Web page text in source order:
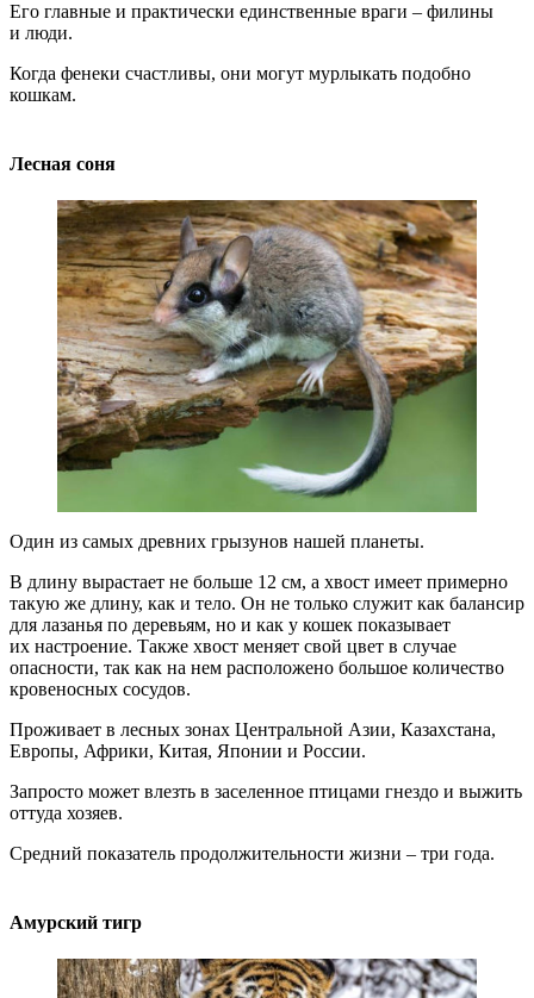
Его главные и практически единственные враги – филины
и люди.
Когда фенеки счастливы, они могут мурлыкать подобно
кошкам.
Лесная соня
Один из самых древних грызунов нашей планеты.
В длину вырастает не больше 12 см, а хвост имеет примерно
такую же длину, как и тело. Он не только служит как балансир
для лазанья по деревьям, но и как у кошек показывает
их настроение. Также хвост меняет свой цвет в случае
опасности, так как на нем расположено большое количество
кровеносных сосудов.
Проживает в лесных зонах Центральной Азии, Казахстана,
Европы, Африки, Китая, Японии и России.
Запросто может влезть в заселенное птицами гнездо и выжить
оттуда хозяев.
Средний показатель продолжительности жизни – три года.
Амурский тигр